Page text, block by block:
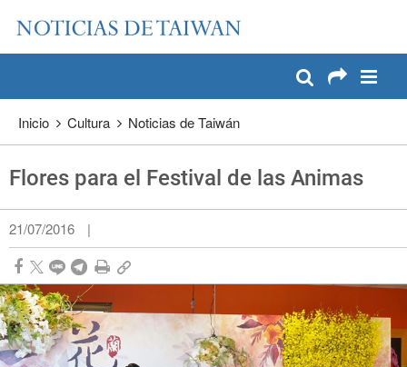
Pase a contenido principal
Inicio Cultura Noticias de Taiwán
Flores para el Festival de las Animas
21/07/2016 |